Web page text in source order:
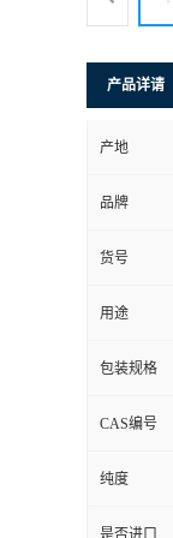
产品详请
产地
品牌
货号
用途
包装规格
CAS编号
纯度
是否进口